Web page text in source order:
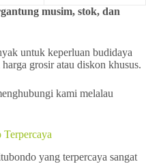
musim, stok, dan
untuk keperluan budidaya
grosir atau diskon khusus.
kami melalau
yang terpercaya sangat